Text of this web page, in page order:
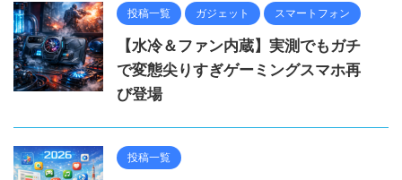
投稿一覧 ガジェット スマートフォン
【水冷＆ファン内蔵】実測でもガチ
で変態尖りすぎゲーミングスマホ再
び登場
投稿一覧